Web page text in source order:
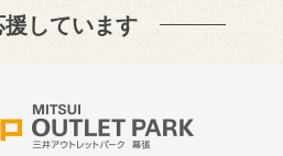
援しています